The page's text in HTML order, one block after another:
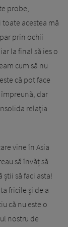
probe,
acestea mă
prin ochii
la final să ies o
cum să nu
că pot face
dar
relaţia
vine în Asia
să învăț să
să faci asta!
fricile și de a
că nu este o
nostru de